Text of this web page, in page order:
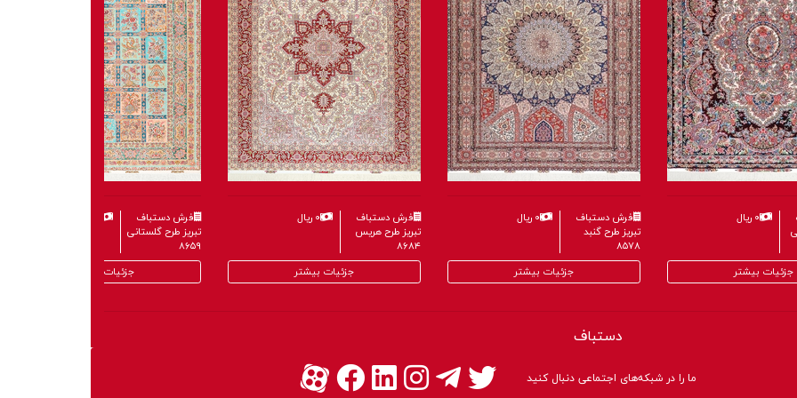
فرش دستباف
تبریز طرح گلستانی
۸۶۵۹
جزئیات بیشتر
۰ ریال
فرش دستباف
تبریز طرح هریس
۸۶۸۴
جزئیات بیشتر
۰ ریال
فرش دستباف
تبریز طرح گنبد
۸۵۷۸
جزئیات بیشتر
۰ ریال
جزئیات بیشتر
دستباف
ما را در شبکه‌های اجتماعی دنبال کنید